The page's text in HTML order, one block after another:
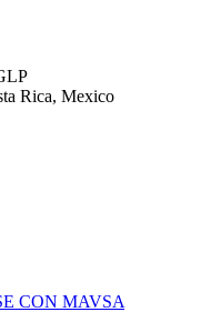
Rica, Mexico
CON MAVSA